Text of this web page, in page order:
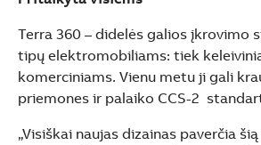
Terra 360 – didelės galios įkrovimo
tipų elektromobiliams: tiek
komerciniams. Vienu metu ji gali
priemones ir palaiko CCS-2
„Visiškai naujas dizainas paverčia